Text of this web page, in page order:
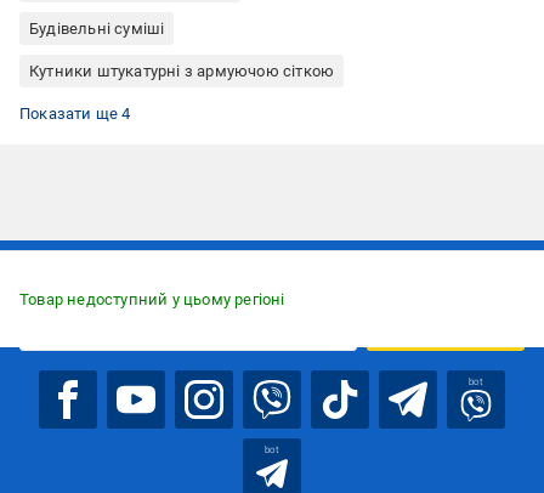
Будівельні суміші
Кутники штукатурні з армуючою сіткою
Кутники для штукатурки та шпаклівки
Кутники перфоровані (перфокут)
Кутники штукатурні 3 м
Кутники штукатурні ПВХ
Показати ще 4
Товар недоступний у цьому регіоні
bot
bot